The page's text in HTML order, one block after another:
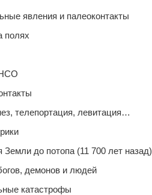
явления и палеоконтакты
полях
телепортация, левитация…
Земли до потопа (11 700 лет назад)
демонов и людей
катастрофы